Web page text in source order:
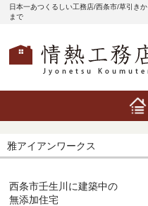
日本一あつくるしい工務店/西条市/草引き
まで
雅アイアンワークス
西条市壬生川に建築中の
無添加住宅